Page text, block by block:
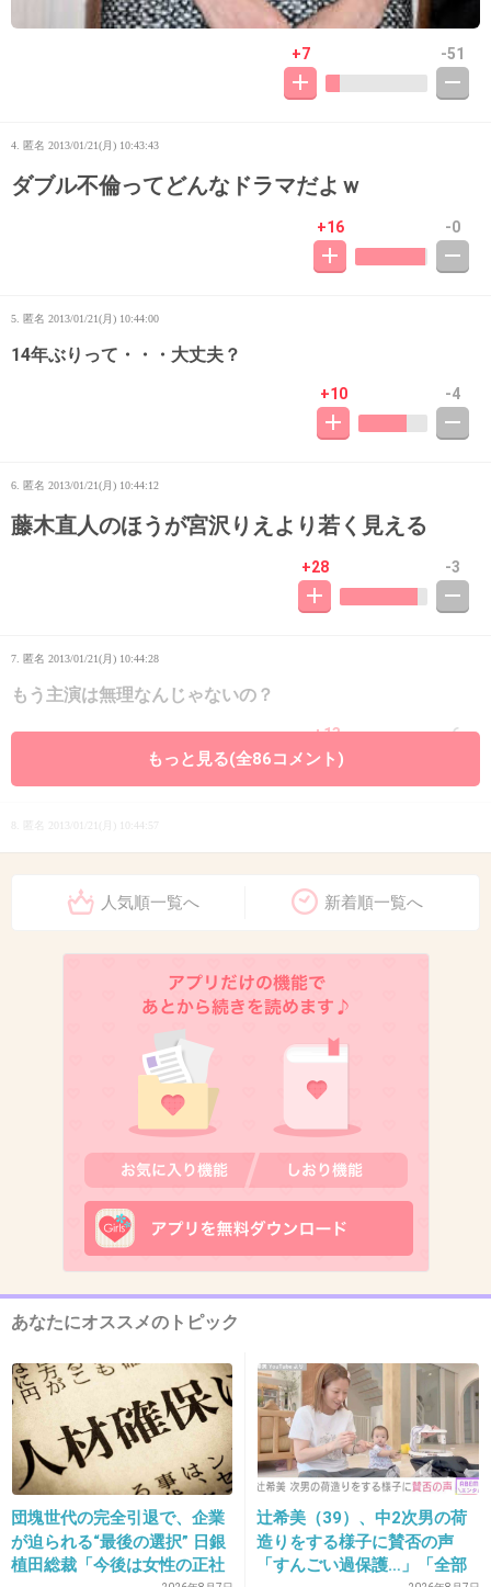
+7 -51
4. 匿名 2013/01/21(月) 10:43:43
ダブル不倫ってどんなドラマだよｗ
+16 -0
5. 匿名 2013/01/21(月) 10:44:00
14年ぶりって・・・大丈夫？
+10 -4
6. 匿名 2013/01/21(月) 10:44:12
藤木直人のほうが宮沢りえより若く見える
+28 -3
7. 匿名 2013/01/21(月) 10:44:28
もう主演は無理なんじゃないの？
+13 -6
8. 匿名 2013/01/21(月) 10:44:57
+34
視聴率取れそうにないな。
+7
2013/01/21(月) 10:45:40
普通のおばさんじゃんｗ
2013/01/21(月) 10:46:08
もう少しふっくらしたほうがいいと思う。痩せ
すぎ。
+35 -1
もっと見る(全86コメント)
人気順一覧へ 新着順一覧へ
あなたにオススメのトピック
団塊世代の完全引退で、企業
が迫られる“最後の選択” 日銀
植田総裁「今後は女性の正社
辻希美（39）、中2次男の荷
造りをする様子に賛否の声
「すんごい過保護…」「全部